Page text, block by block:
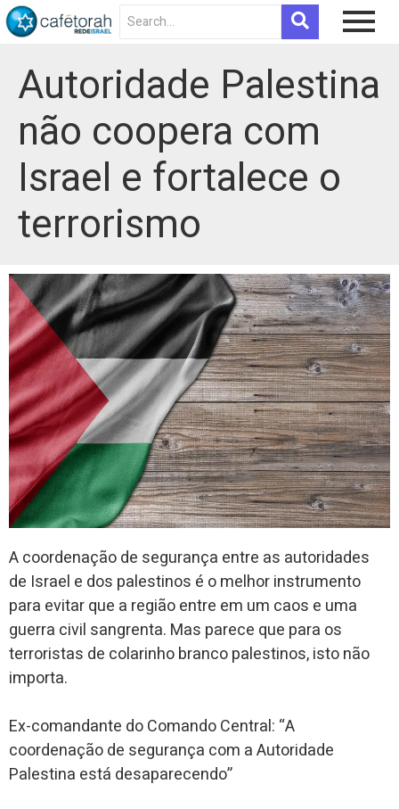
Autoridade Palestina
não coopera com
Israel e fortalece o
terrorismo
A coordenação de segurança entre as autoridades
de Israel e dos palestinos é o melhor instrumento
para evitar que a região entre em um caos e uma
guerra civil sangrenta. Mas parece que para os
terroristas de colarinho branco palestinos, isto não
importa.
Ex-comandante do Comando Central: “A
coordenação de segurança com a Autoridade
Palestina está desaparecendo”